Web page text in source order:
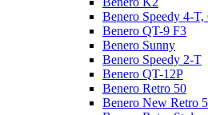
Benero Speedy 4-
Benero QT-9 F3
Benero Sunny
Benero Speedy 2-T
Benero QT-12P
Benero Retro 50
Benero New Retro